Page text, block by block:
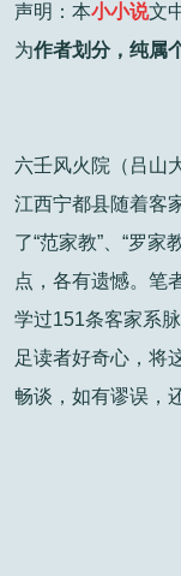
声明：本小小说文
为作者划分，纯属
六壬风火院（吕山
江西宁都县随着客
了“范家教”、“罗家
点，各有遗憾。笔
学过151条客家系
足读者好奇心，将
畅谈，如有谬误，